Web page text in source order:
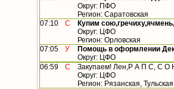
Округ: ПФО
Регион: Саратовская
07:10
С
Купим
Округ: ЦФО
Регион: Орловская
07:05
У
Помощь в оформлении
Округ: ЦФО
06:59
С
Закупаем! Лен,Р А П С, С О
Округ: ЦФО
Регион: Рязанская, Тульская